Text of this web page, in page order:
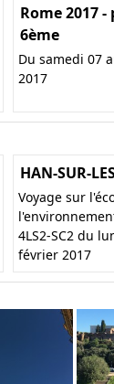
Rome 2017
6ème
Du samedi 07
2017
HAN-SUR-
Voyage sur
4LS2-SC2 du
février 2017